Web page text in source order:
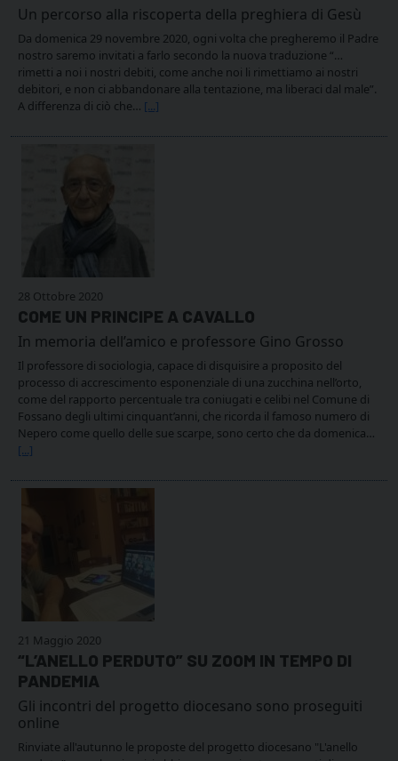
Un percorso alla riscoperta della preghiera di Gesù
Da domenica 29 novembre 2020, ogni volta che pregheremo il Padre
nostro saremo invitati a farlo secondo la nuova traduzione “…
rimetti a noi i nostri debiti, come anche noi li rimettiamo ai nostri
debitori, e non ci abbandonare alla tentazione, ma liberaci dal male”.
A differenza di ciò che… [...]
28 Ottobre 2020
COME UN PRINCIPE A CAVALLO
In memoria dell’amico e professore Gino Grosso
Il professore di sociologia, capace di disquisire a proposito del
processo di accrescimento esponenziale di una zucchina nell’orto,
come del rapporto percentuale tra coniugati e celibi nel Comune di
Fossano degli ultimi cinquant’anni, che ricorda il famoso numero di
Nepero come quello delle sue scarpe, sono certo che da domenica…
[...]
21 Maggio 2020
“L’ANELLO PERDUTO” SU ZOOM IN TEMPO DI
PANDEMIA
Gli incontri del progetto diocesano sono proseguiti
online
Rinviate all'autunno le proposte del progetto diocesano "L'anello